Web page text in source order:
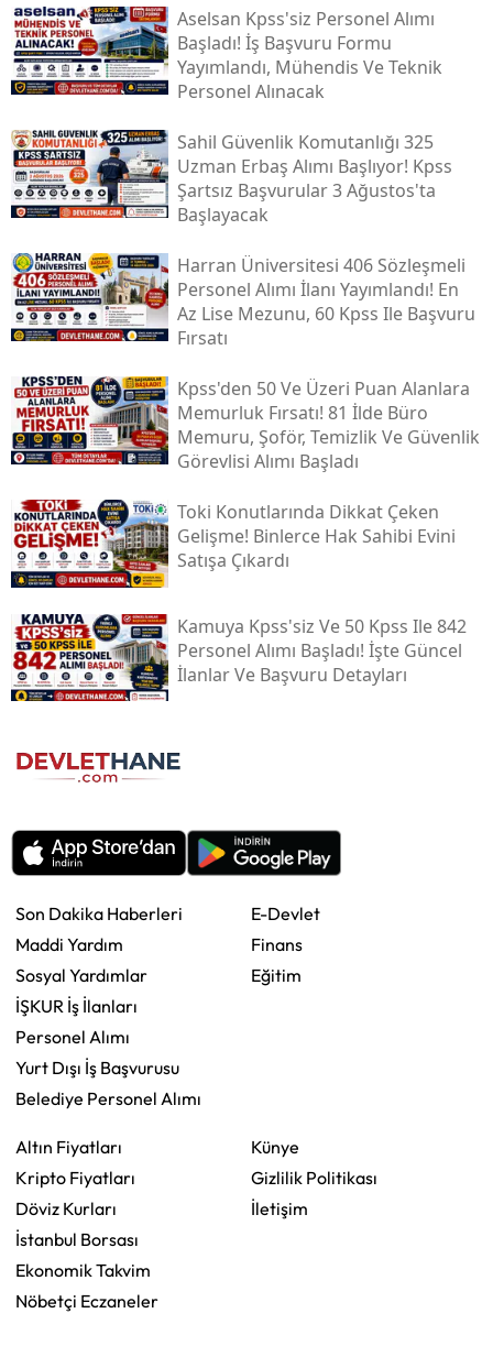
Aselsan Kpss'siz Personel Alımı
Başladı! İş Başvuru Formu
Yayımlandı, Mühendis Ve Teknik
Personel Alınacak
Sahil Güvenlik Komutanlığı 325
Uzman Erbaş Alımı Başlıyor! Kpss
Şartsız Başvurular 3 Ağustos'ta
Başlayacak
Harran Üniversitesi 406 Sözleşmeli
Personel Alımı İlanı Yayımlandı! En
Az Lise Mezunu, 60 Kpss Ile Başvuru
Fırsatı
Kpss'den 50 Ve Üzeri Puan Alanlara
Memurluk Fırsatı! 81 İlde Büro
Memuru, Şoför, Temizlik Ve Güvenlik
Görevlisi Alımı Başladı
Toki̇ Konutlarında Dikkat Çeken
Gelişme! Binlerce Hak Sahibi Evini
Satışa Çıkardı
Kamuya Kpss'siz Ve 50 Kpss Ile 842
Personel Alımı Başladı! İşte Güncel
İlanlar Ve Başvuru Detayları
Son Dakika Haberleri
Maddi Yardım
Sosyal Yardımlar
İŞKUR İş İlanları
Personel Alımı
Yurt Dışı İş Başvurusu
Belediye Personel Alımı
E-Devlet
Finans
Eğitim
Altın Fiyatları
Kripto Fiyatları
Döviz Kurları
İstanbul Borsası
Ekonomik Takvim
Nöbetçi Eczaneler
Künye
Gizlilik Politikası
İletişim